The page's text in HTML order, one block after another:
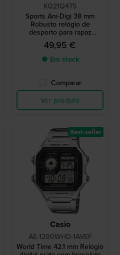
KQ21Q475
Sports Ani-Digi 38 mm
Robusto relógio de
desporto para rapaz
analógico e digital
49,95 €
● Em stock
Comparar
Ver produto
Casio
AE-1200WHD-1AVEF
World Time 42.1 mm Relógio
Best-seller